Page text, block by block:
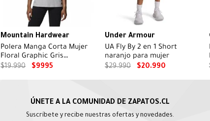
Mountain Hardwear
Polera Manga Corta Mujer
Floral Graphic Gris
Mountain Hardwear
$19.990 $9995
Under Armour
UA Fly By 2 en 1 Short
naranjo para mujer
$29.990 $20.990
Suscríbete y recibe nuestras ofertas y novedades.